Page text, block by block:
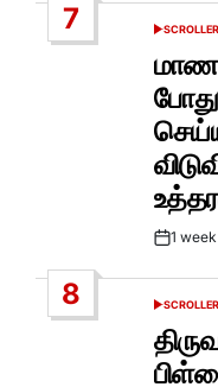
7
POSTED
SCROLLER
Post
1
8
POSTED
SCROLLER